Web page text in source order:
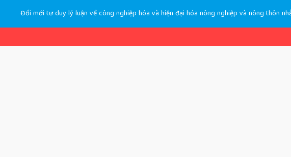
Đổi mới tư duy lý luận về công nghiệp hóa và hiện đại hóa nông nghiệp và nông thôn